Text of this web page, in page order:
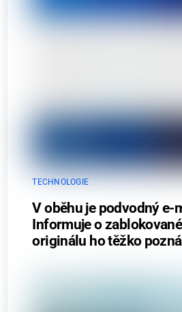
TECHNOLOGIE
V oběhu je podvodný e-
Informuje o
originálu ho těžko